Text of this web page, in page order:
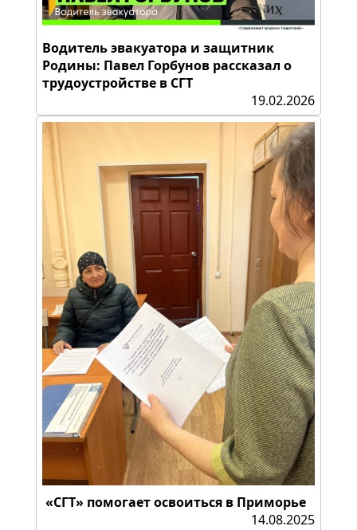
Водитель эвакуатора и защитник
Родины: Павел Горбунов рассказал о
трудоустройстве в СГТ
19.02.2026
«СГТ» помогает освоиться в Приморье
14.08.2025